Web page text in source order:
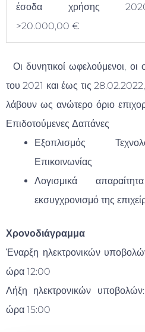
έσοδα χρήσης
>20.000,00 €
Οι δυνητικοί ωφελούμενοι, οι
του 2021 και έως τις
λάβουν ως ανώτερο όριο
Επιδοτούμενες Δαπάνες
Εξοπλισμός
Επικοινωνίας
Λογισμικά
εκσυγχρονισμό της
Χρονοδιάγραμμα
Έναρξη ηλεκτρονικών
ώρα 12:00
Λήξη ηλεκτρονικών
ώρα 15:00